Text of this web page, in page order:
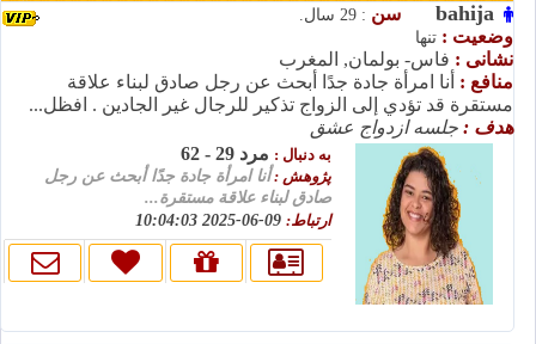
bahija سن : 29 سال.
وضعیت : تنها
نشانی : فاس- بولمان, المغرب
منافع : أنا امرأة جادة جدًا أبحث عن رجل صادق لبناء علاقة
مستقرة قد تؤدي إلى الزواج تذكير للرجال غير الجادين . افظل...
هدف : جلسه ازدواج عشق
به دنبال : مرد 29 - 62
پژوهش :أنا امرأة جادة جدًا أبحث عن رجل
صادق لبناء علاقة مستقرة...
ارتباط: